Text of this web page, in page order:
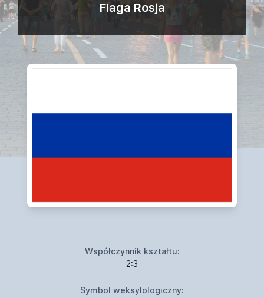
Flaga Rosja
Współczynnik kształtu:
2:3
Symbol weksylologiczny: